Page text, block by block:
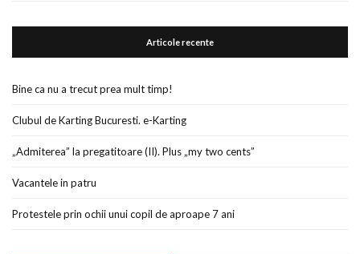
Articole recente
Bine ca nu a trecut prea mult timp!
Clubul de Karting Bucuresti. e-Karting
„Admiterea” la pregatitoare (II). Plus „my two cents”
Vacantele in patru
Protestele prin ochii unui copil de aproape 7 ani